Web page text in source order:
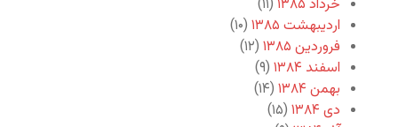
خرداد ۱۳۸۵
(۱۱)
اردیبهشت ۱۳۸۵
(۱۰)
فروردین ۱۳۸۵
(۱۲)
اسفند ۱۳۸۴
(۹)
بهمن ۱۳۸۴
(۱۴)
دی ۱۳۸۴
(۱۵)